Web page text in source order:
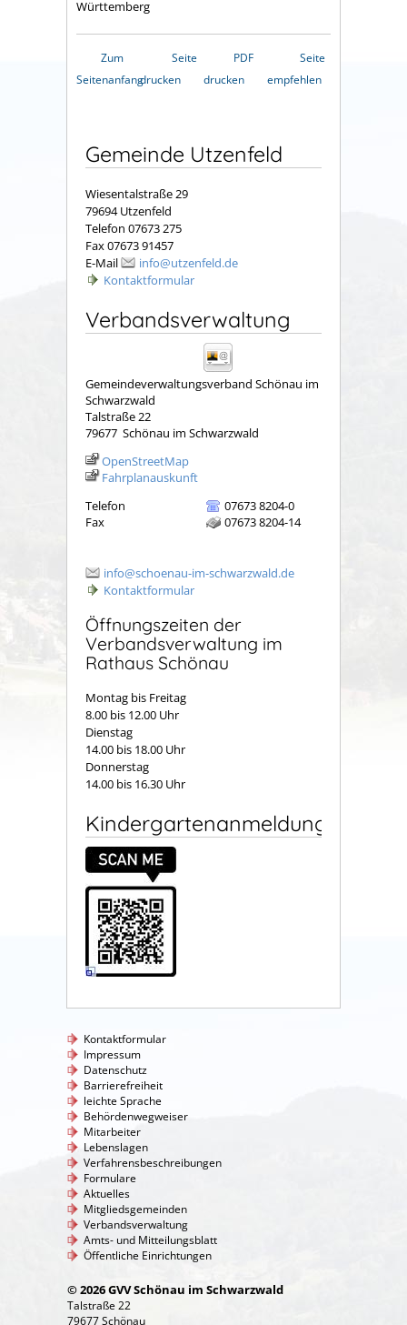
Württemberg
Zum
Seitenanfang
Seite
drucken
PDF
drucken
Seite
empfehlen
Gemeinde Utzenfeld
Wiesentalstraße 29
79694 Utzenfeld
Telefon 07673 275
Fax 07673 91457
E-Mail
info@utzenfeld.de
Kontaktformular
Verbandsverwaltung
Gemeindeverwaltungsverband Schönau im
Schwarzwald
Talstraße 22
79677 Schönau im Schwarzwald
OpenStreetMap
Fahrplanauskunft
Telefon
07673 8204-0
Fax
07673 8204-14
info@schoenau-im-schwarzwald.de
Kontaktformular
Öffnungszeiten der
Verbandsverwaltung im
Rathaus Schönau
Montag bis Freitag
8.00 bis 12.00 Uhr
Dienstag
14.00 bis 18.00 Uhr
Donnerstag
14.00 bis 16.30 Uhr
Kindergartenanmeldung
Kontaktformular
Impressum
Datenschutz
Barrierefreiheit
leichte Sprache
Behördenwegweiser
Mitarbeiter
Lebenslagen
Verfahrensbeschreibungen
Formulare
Aktuelles
Mitgliedsgemeinden
Verbandsverwaltung
Amts- und Mitteilungsblatt
Öffentliche Einrichtungen
© 2026 GVV Schönau im Schwarzwald
Talstraße 22
79677 Schönau